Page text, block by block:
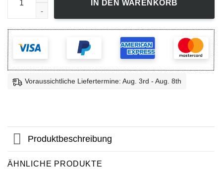
IN DEN WARENKORB
Voraussichtliche Liefertermine: Aug. 3rd - Aug. 8th
Produktbeschreibung
ÄHNLICHE PRODUKTE